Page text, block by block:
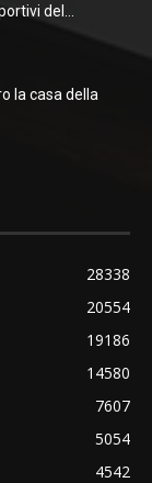
del...
la casa della
28338
20554
19186
14580
7607
5054
4542